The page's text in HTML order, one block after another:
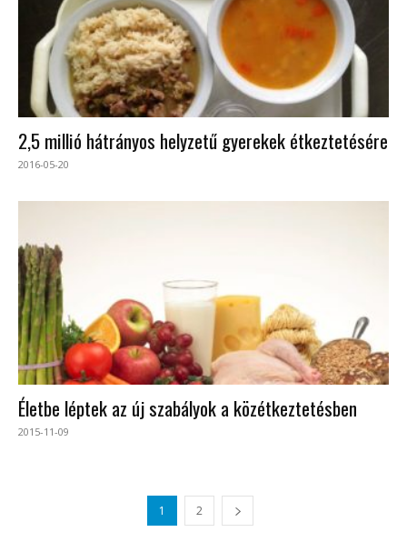
2,5 millió hátrányos helyzetű gyerekek étkeztetésére
2016-05-20
Életbe léptek az új szabályok a közétkeztetésben
2015-11-09
1 2